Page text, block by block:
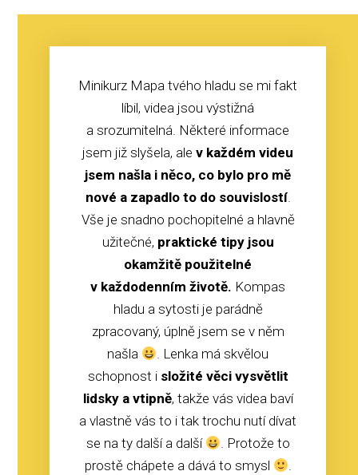
Minikurz Mapa tvého hladu se mi fakt
líbil, videa jsou výstižná
a srozumitelná. Některé informace
jsem již slyšela, alev každém videu
jsem našla i něco, co bylo pro mě
nové a zapadlo to do souvislostí.
Vše je snadno pochopitelné a hlavně
užitečné, praktické tipy jsou
okamžitě použitelné
v každodenním životě. Kompas
hladu a sytosti je parádně
zpracovaný, úplně jsem se v něm
našla
. Lenka má skvělou
schopnost i složité věci vysvětlit
lidsky a vtipně, takže vás videa baví
a vlastně vás to i tak trochu nutí dívat
se na ty další a další
. Protože to
prostě chápete a dává to smysl
.